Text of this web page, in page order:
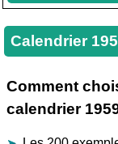
Calendrier
Comment
calendrier